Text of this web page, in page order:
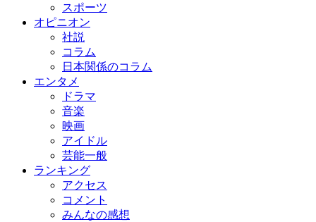
スポーツ
オピニオン
社説
コラム
日本関係のコラム
エンタメ
ドラマ
音楽
映画
アイドル
芸能一般
ランキング
アクセス
コメント
みんなの感想